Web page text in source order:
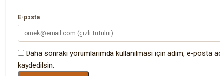
E-posta
Daha sonraki yorumlarımda kullanılması için adım, e-posta
kaydedilsin.